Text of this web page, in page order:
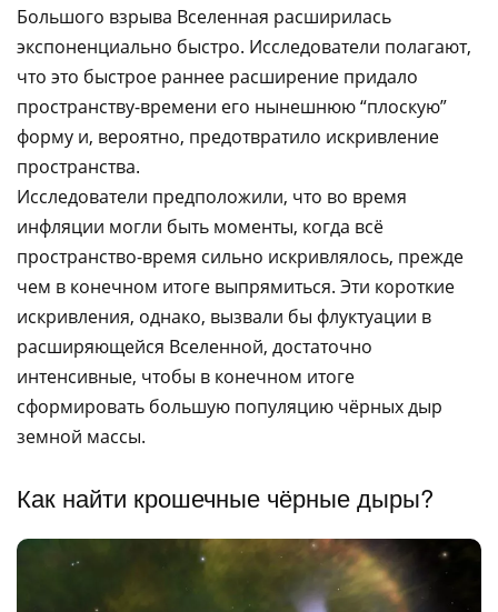
Большого взрыва Вселенная расширилась
экспоненциально быстро. Исследователи полагают,
что это быстрое раннее расширение придало
пространству-времени его нынешнюю “плоскую”
форму и, вероятно, предотвратило искривление
пространства.
Исследователи предположили, что во время
инфляции могли быть моменты, когда всё
пространство-время сильно искривлялось, прежде
чем в конечном итоге выпрямиться. Эти короткие
искривления, однако, вызвали бы флуктуации в
расширяющейся Вселенной, достаточно
интенсивные, чтобы в конечном итоге
сформировать большую популяцию чёрных дыр
земной массы.
Как найти крошечные чёрные дыры?